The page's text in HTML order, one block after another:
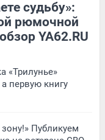
судьбу»:
рюмочной
YA62.RU
«Трилунье»
первую книгу
Публикуем